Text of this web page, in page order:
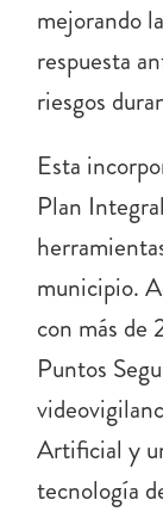
mejorando
respuesta
riesgos
Esta
Plan
municipio.
con más de
Puntos
Artificial y
tecnología